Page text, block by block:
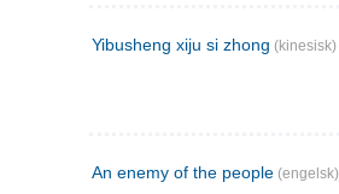
Yibusheng xiju si zhong (kinesisk)
An enemy of the people (engelsk)